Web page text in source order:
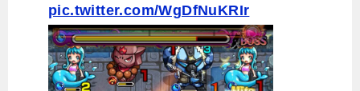
pic.twitter.com/WgDfNuKRIr